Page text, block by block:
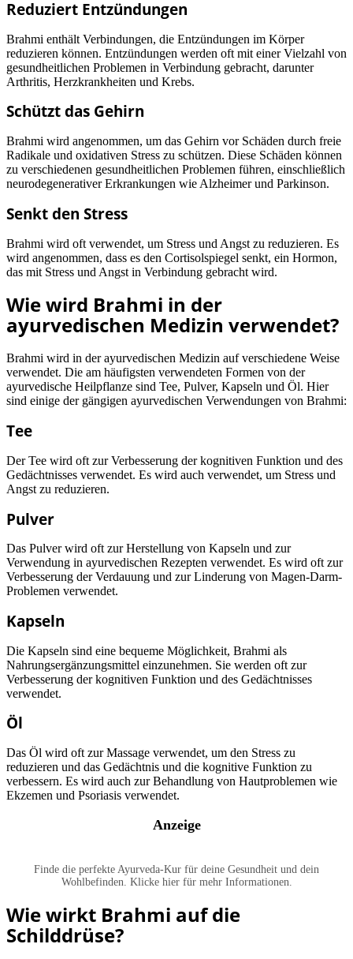
Reduziert Entzündungen
Brahmi enthält Verbindungen, die Entzündungen im Körper
reduzieren können. Entzündungen werden oft mit einer Vielzahl von
gesundheitlichen Problemen in Verbindung gebracht, darunter
Arthritis, Herzkrankheiten und Krebs.
Schützt das Gehirn
Brahmi wird angenommen, um das Gehirn vor Schäden durch freie
Radikale und oxidativen Stress zu schützen. Diese Schäden können
zu verschiedenen gesundheitlichen Problemen führen, einschließlich
neurodegenerativer Erkrankungen wie Alzheimer und Parkinson.
Senkt den Stress
Brahmi wird oft verwendet, um Stress und Angst zu reduzieren. Es
wird angenommen, dass es den Cortisolspiegel senkt, ein Hormon,
das mit Stress und Angst in Verbindung gebracht wird.
Wie wird Brahmi in der
ayurvedischen Medizin verwendet?
Brahmi wird in der ayurvedischen Medizin auf verschiedene Weise
verwendet. Die am häufigsten verwendeten Formen von der
ayurvedische Heilpflanze sind Tee, Pulver, Kapseln und Öl. Hier
sind einige der gängigen ayurvedischen Verwendungen von Brahmi:
Tee
Der Tee wird oft zur Verbesserung der kognitiven Funktion und des
Gedächtnisses verwendet. Es wird auch verwendet, um Stress und
Angst zu reduzieren.
Pulver
Das Pulver wird oft zur Herstellung von Kapseln und zur
Verwendung in ayurvedischen Rezepten verwendet. Es wird oft zur
Verbesserung der Verdauung und zur Linderung von Magen-Darm-
Problemen verwendet.
Kapseln
Die Kapseln sind eine bequeme Möglichkeit, Brahmi als
Nahrungsergänzungsmittel einzunehmen. Sie werden oft zur
Verbesserung der kognitiven Funktion und des Gedächtnisses
verwendet.
Öl
Das Öl wird oft zur Massage verwendet, um den Stress zu
reduzieren und das Gedächtnis und die kognitive Funktion zu
verbessern. Es wird auch zur Behandlung von Hautproblemen wie
Ekzemen und Psoriasis verwendet.
Anzeige
Finde die perfekte Ayurveda-Kur für deine Gesundheit und dein
Wohlbefinden. Klicke hier für mehr Informationen.
Wie wirkt Brahmi auf die
Schilddrüse?